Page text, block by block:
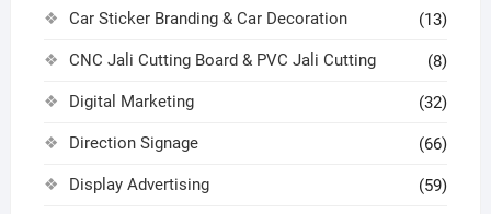
Car Sticker Branding & Car Decoration (13)
CNC Jali Cutting Board & PVC Jali Cutting (8)
Digital Marketing (32)
Direction Signage (66)
Display Advertising (59)